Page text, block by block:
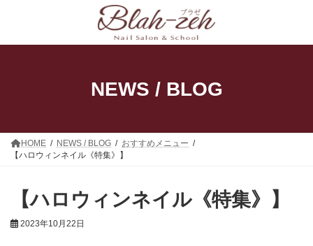
ン
ー
NEWS / BLOG
HOME NEWS / BLOG
おすすめメニュー
【ハロウィンネイル《特集》】
【ハロウィンネイル《特集》】
2023年10月22日